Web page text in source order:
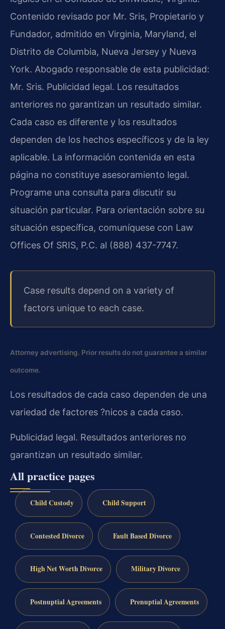
Contenido revisado por Mr. Sris, Propietario y
Fundador, admitido en Virginia, Maryland, el
Distrito de Columbia, Nueva Jersey y Nueva
York. Abogado responsable de esta publicidad:
Mr. Sris. Publicidad legal. Los resultados
anteriores no garantizan un resultado similar.
Cada caso es diferente y los resultados
dependen de los hechos específicos y de la ley
aplicable. La información contenida en esta
página no constituye asesoramiento legal.
Programe una consulta para discutir su
situación particular. Para orientación sobre su
situación específica, comuníquese con Law
Offices Of SRIS, P.C. al (888) 437-7747.
Case results depend on a variety of
factors unique to each case.
Attorney advertising. Prior results do not guarantee a similar
outcome.
Los resultados de cada caso dependen de una
variedad de factores ?nicos a cada caso.
Publicidad legal. Resultados anteriores no
garantizan un resultado similar.
All practice pages
Child Custody Child Support
Contested Divorce Fault Based Divorce
High Net Worth Divorce Military Divorce
Postnuptial Agreements Prenuptial Agreements